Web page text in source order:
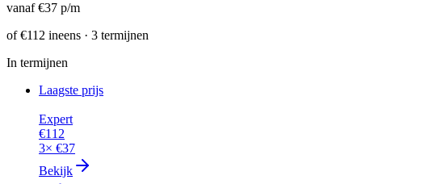
vanaf€37 p/m
of€112 ineens · 3 termijnen
In termijnen
Laagste prijs
Expert
€112
3× €37
Bekijk